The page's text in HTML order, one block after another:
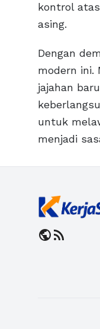
kontrol
asing.
Dengan
modern ini.
jajahan
untuk
menjadi
publicrss_feed